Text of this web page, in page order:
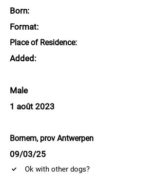
Born:
Format:
Place of Residence:
Added:
Male
1 août 2023
Bornem, prov Antwerpen
09/03/25
Ok with other dogs?